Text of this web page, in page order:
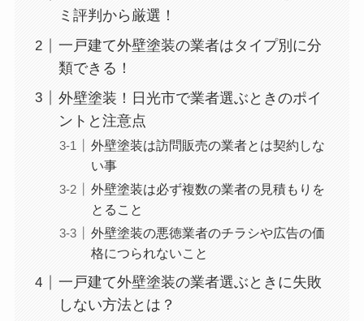
ミ評判から厳選！
一戸建て外壁塗装の業者はタイプ別に分
類できる！
外壁塗装！日光市で業者選ぶときのポイ
ントと注意点
外壁塗装は訪問販売の業者とは契約しな
い事
外壁塗装は必ず複数の業者の見積もりを
とること
外壁塗装の悪徳業者のチラシや広告の価
格につられないこと
一戸建て外壁塗装の業者選ぶときに失敗
しない方法とは？